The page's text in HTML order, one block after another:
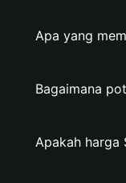
Apa yang
Bagaimana
Apakah harga